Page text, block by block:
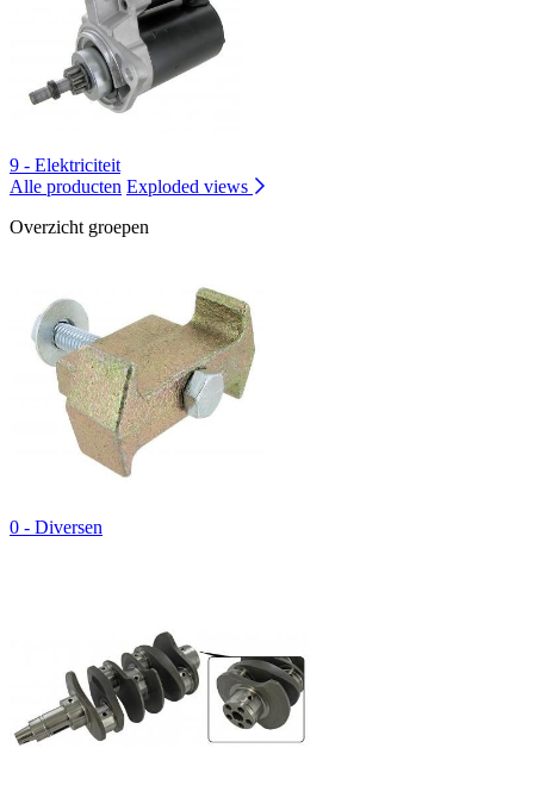
9 - Elektriciteit
Alle producten Exploded views
Overzicht groepen
0 - Diversen